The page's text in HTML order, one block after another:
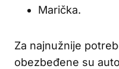
Marička.
Za najnužnije
obezbeđene su